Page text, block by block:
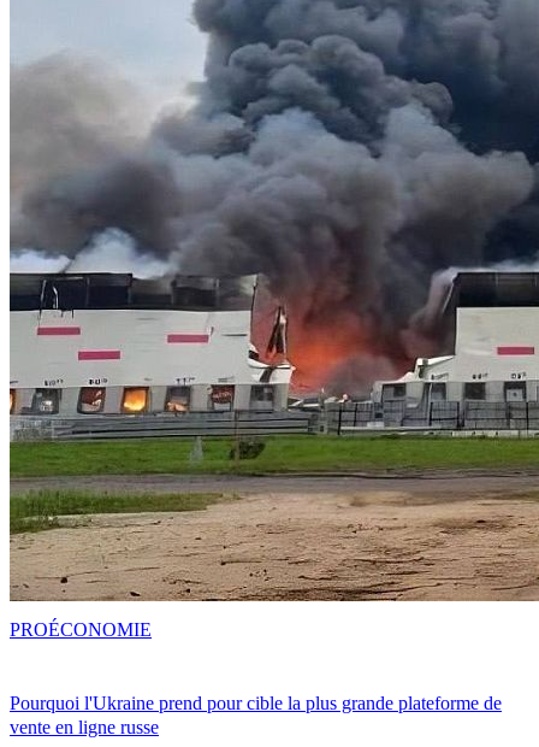
Pourquoi l'Ukraine prend pour cible la plus grande plateforme de
vente en ligne russe
PROÉCONOMIE